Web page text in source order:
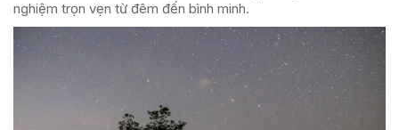
nghiệm trọn vẹn từ đêm đến bình minh.